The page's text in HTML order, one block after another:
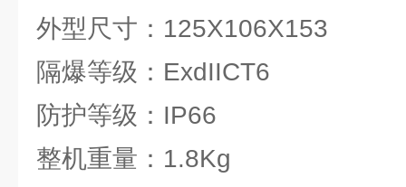
外型尺寸：125X106X153
隔爆等级：ExdIICT6
防护等级：IP66
整机重量：1.8Kg